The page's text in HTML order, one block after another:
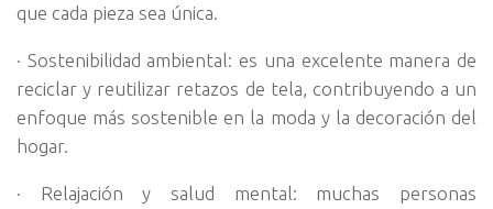
que cada pieza sea única.
· Sostenibilidad ambiental: es una excelente manera de
reciclar y reutilizar retazos de tela, contribuyendo a un
enfoque más sostenible en la moda y la decoración del
hogar.
· Relajación y salud mental: muchas personas